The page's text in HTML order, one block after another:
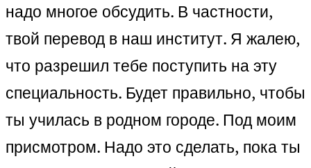
надо многое обсудить. В частности,
твой перевод в наш институт. Я жалею,
что разрешил тебе поступить на эту
специальность. Будет правильно, чтобы
ты училась в родном городе. Под моим
присмотром. Надо это сделать, пока ты